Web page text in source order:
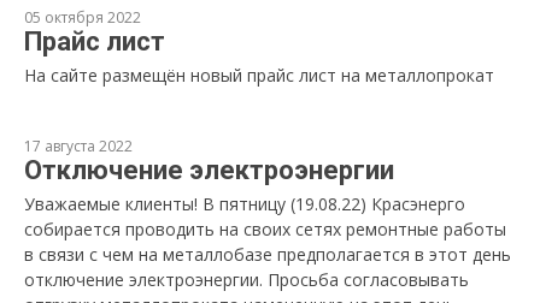
05 октября 2022
Прайс лист
На сайте размещён новый прайс лист на металлопрокат
17 августа 2022
Отключение электроэнергии
Уважаемые клиенты! В пятницу (19.08.22) Красэнерго
собирается проводить на своих сетях ремонтные работы
в связи с чем на металлобазе предполагается в этот день
отключение электроэнергии. Просьба согласовывать